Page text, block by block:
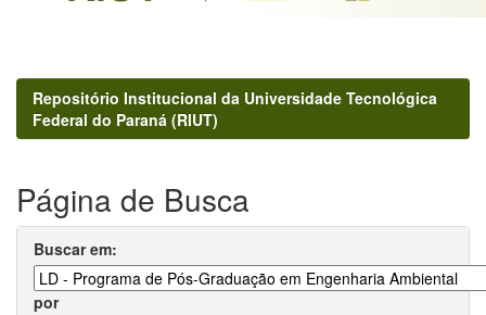
Repositório Institucional da Universidade Tecnológica
Federal do Paraná (RIUT)
Página de Busca
Buscar em:
por